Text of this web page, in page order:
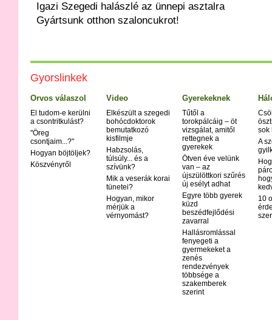
Igazi Szegedi halászlé az ünnepi asztalra
Gyártsunk otthon szaloncukrot!
Gyorslinkek
Orvos válaszol
El tudom-e kerülni
a csontritkulást?
"Öreg
csontjaim...?"
Hogyan böjtöljek?
Köszvényről
Video
Elkészült a szegedi
bohócdoktorok
bemutatkozó
kisfilmje
Habzsolás,
túlsúly... és a
szívünk?
Mik a veserák korai
tünetei?
Hogyan, mikor
mérjük a
vérnyomást?
Gyerekeknek
Tűtől a
torokpálcáig – öt
vizsgálat, amitől
rettegnek a
gyerekek
Ötven éve velünk
van – az
újszülöttkori szűrés
új esélyt adhat
Egyre több gyerek
küzd
beszédfejlődési
zavarral
Hallásromlással
fenyegeti a
gyermekeket a
zenés
rendezvények
többsége a
szakemberek
szerint
sok
A
10